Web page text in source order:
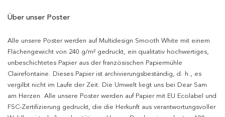
Über unser Poster
Alle unsere Poster werden auf Multidesign Smooth White mit einem
Flächengewicht von 240 g/m² gedruckt, ein qualitativ hochwertiges,
unbeschichtetes Papier aus der französischen Papiermühle
Clairefontaine. Dieses Papier ist archivierungsbeständig, d. h., es
vergilbt nicht im Laufe der Zeit. Die Umwelt liegt uns bei Dear Sam
am Herzen. Alle unsere Poster werden auf Papier mit EU Ecolabel und
FSC-Zertifizierung gedruckt, die die Herkunft aus verantwortungsvoller